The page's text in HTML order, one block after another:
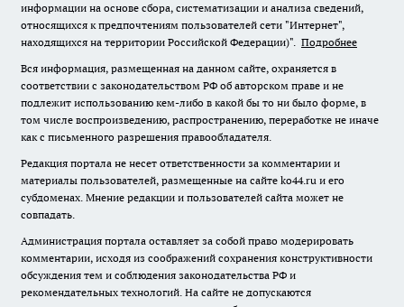
информации на основе сбора, систематизации и анализа сведений,
относящихся к предпочтениям пользователей сети "Интернет",
находящихся на территории Российской Федерации)". Подробнее
Вся информация, размещенная на данном сайте, охраняется в
соответствии с законодательством РФ об авторском праве и не
подлежит использованию кем-либо в какой бы то ни было форме, в
том числе воспроизведению, распространению, переработке не иначе
как с письменного разрешения правообладателя.
Редакция портала не несет ответственности за комментарии и
материалы пользователей, размещенные на сайте ko44.ru и его
субдоменах. Мнение редакции и пользователей сайта может не
совпадать.
Администрация портала оставляет за собой право модерировать
комментарии, исходя из соображений сохранения конструктивности
обсуждения тем и соблюдения законодательства РФ и
рекомендательных технологий. На сайте не допускаются